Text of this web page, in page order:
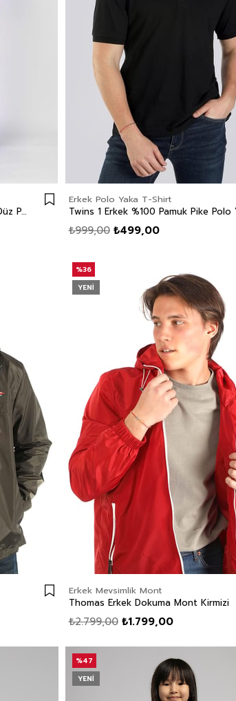
Ketgo Normal Bel Normal Kesim Düz Paça %100 Pamuk Bej Erkek Pantolon
Erkek Polo Yaka T-Shirt
₺499,00
₺999,00
Erkek Mevsimlik Mont
Thomas Erkek Dokuma Mont Kirmizi
₺1.799,00
₺2.799,00
%36
YENI
%47
YENI